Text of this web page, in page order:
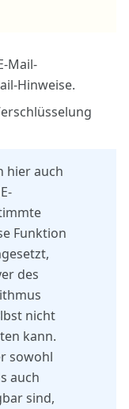
Mail-
Hinweise.
hier auch
Funktion
des
nicht
kann.
sowohl
auch
sind,